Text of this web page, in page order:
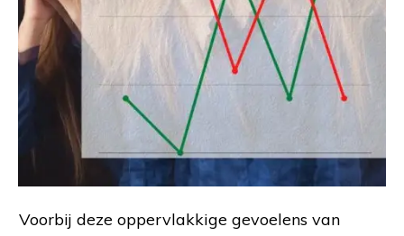
Voorbij deze oppervlakkige gevoelens van